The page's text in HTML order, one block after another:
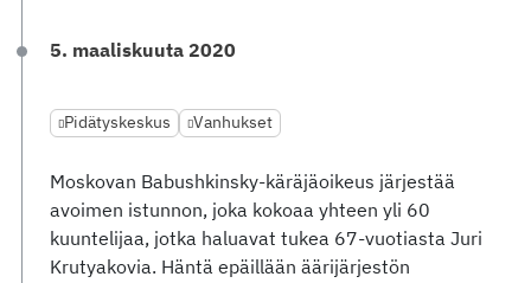
5. maaliskuuta 2020
Pidätyskeskus Vanhukset
Moskovan Babushkinsky-käräjäoikeus järjestää
avoimen istunnon, joka kokoaa yhteen yli 60
kuuntelijaa, jotka haluavat tukea 67-vuotiasta Juri
Krutyakovia. Häntä epäillään äärijärjestön